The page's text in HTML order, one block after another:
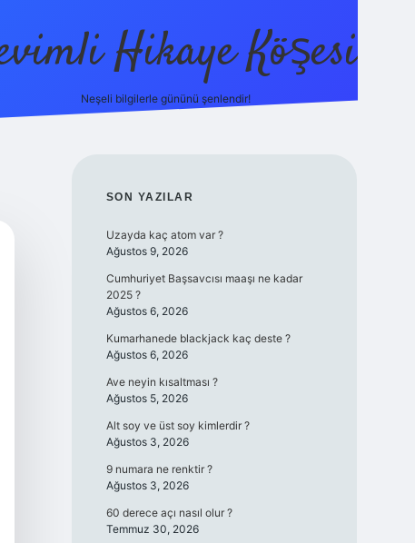
Hikaye Köşesi
Neşeli bilgilerle gününü şenlendir!
SIDEBAR
SON YAZILAR
Uzayda kaç atom var ?
Ağustos 9, 2026
Cumhuriyet Başsavcısı maaşı ne kadar
2025 ?
Ağustos 6, 2026
Kumarhanede blackjack kaç deste ?
Ağustos 6, 2026
Ave neyin kısaltması ?
Ağustos 5, 2026
Alt soy ve üst soy kimlerdir ?
Ağustos 3, 2026
9 numara ne renktir ?
Ağustos 3, 2026
60 derece açı nasıl olur ?
Temmuz 30, 2026